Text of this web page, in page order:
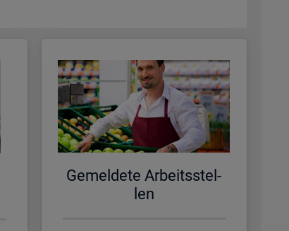
Ge­mel­de­te Ar­beits­stel­
len